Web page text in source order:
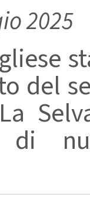
2025
del
di